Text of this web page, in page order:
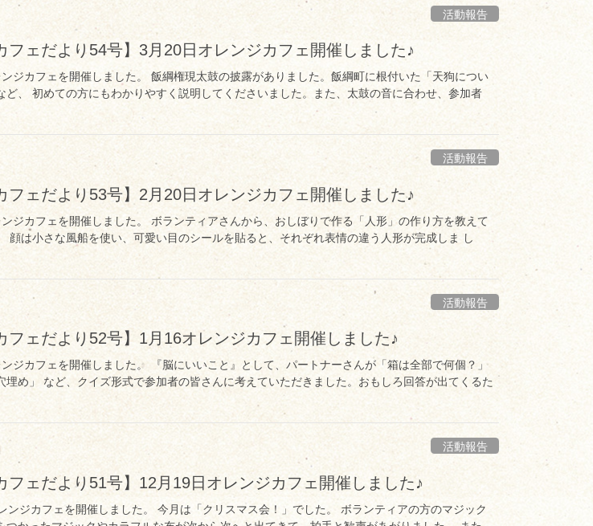
活動報告
フェだより54号】3月20日オレンジカフェ開催しました♪
ジカフェを開催しました。 飯綱権現太鼓の披露がありました。飯綱町に根付いた「天狗につい
ど、 初めての方にもわかりやすく説明してくださいました。また、太鼓の音に合わせ、参加者
活動報告
フェだより53号】2月20日オレンジカフェ開催しました♪
ジカフェを開催しました。 ボランティアさんから、おしぼりで作る「人形」の作り方を教えて
顔は小さな風船を使い、可愛い目のシールを貼ると、それぞれ表情の違う人形が完成しま し
活動報告
フェだより52号】1月16オレンジカフェ開催しました♪
ジカフェを開催しました。 『脳にいいこと』として、パートナーさんが「箱は全部で何個？」
埋め」 など、クイズ形式で参加者の皆さんに考えていただきました。おもしろ回答が出てくるた
活動報告
フェだより51号】12月19日オレンジカフェ開催しました♪
ンジカフェを開催しました。 今月は「クリスマス会！」でした。 ボランティアの方のマジック